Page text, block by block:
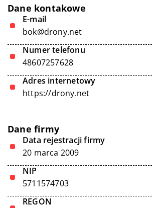
Dane kontakowe
E-mail
bok@drony.net
Numer telefonu
48607257628
Adres internetowy
https://drony.net
Dane firmy
Data rejestracji firmy
20 marca 2009
NIP
5711574703
REGON